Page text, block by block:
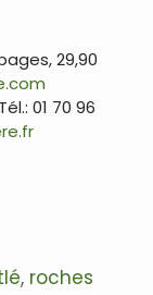
29,90
01 70 96
, roches